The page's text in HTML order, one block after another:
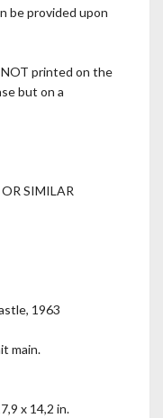
be provided upon
printed on the
but on a
SIMILAR
1963
main.
x 14,2 in.